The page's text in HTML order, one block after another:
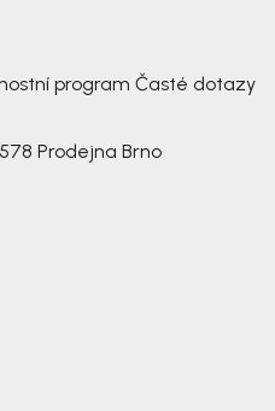
program Časté dotazy
Prodejna Brno